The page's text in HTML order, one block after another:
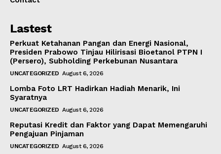
Lastest
Perkuat Ketahanan Pangan dan Energi Nasional,
Presiden Prabowo Tinjau Hilirisasi Bioetanol PTPN I
(Persero), Subholding Perkebunan Nusantara
UNCATEGORIZED August 6, 2026
Lomba Foto LRT Hadirkan Hadiah Menarik, Ini
Syaratnya
UNCATEGORIZED August 6, 2026
Reputasi Kredit dan Faktor yang Dapat Memengaruhi
Pengajuan Pinjaman
UNCATEGORIZED August 6, 2026